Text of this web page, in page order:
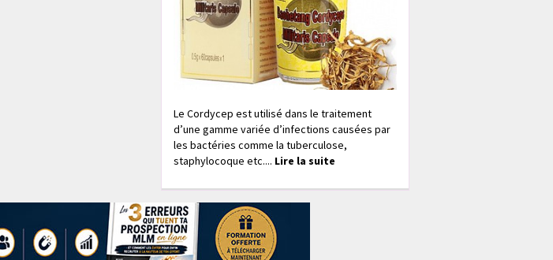
Le Cordycep est utilisé dans le traitement
d’une gamme variée d’infections causées par
les bactéries comme la tuberculose,
staphylocoque etc.... Lire la suite